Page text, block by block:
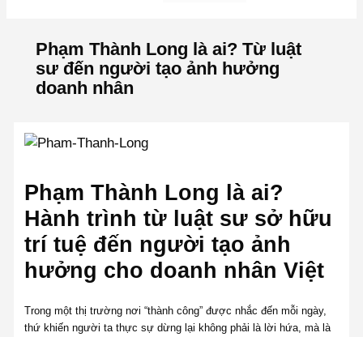
Phạm Thành Long là ai? Từ luật
sư đến người tạo ảnh hưởng
doanh nhân
Phạm Thành Long là ai?
Hành trình từ luật sư sở hữu
trí tuệ đến người tạo ảnh
hưởng cho doanh nhân Việt
Trong một thị trường nơi “thành công” được nhắc đến mỗi ngày,
thứ khiến người ta thực sự dừng lại không phải là lời hứa, mà là